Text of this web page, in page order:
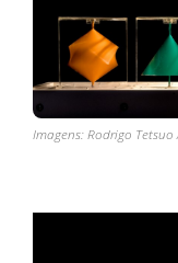
Imagens: Rodrigo Tetsuo